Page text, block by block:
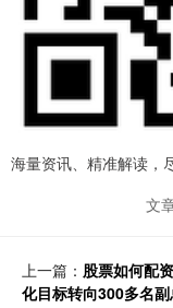
海量资讯、精准解读，
文
上一篇： 股票如何配
化目标转向300多名